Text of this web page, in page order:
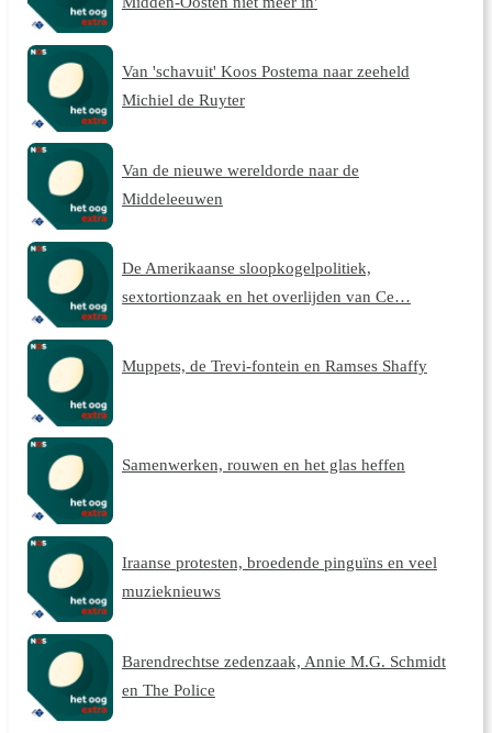
Van 'schavuit' Koos Postema naar zeeheld
Michiel de Ruyter
Van de nieuwe wereldorde naar de
Middeleeuwen
De Amerikaanse sloopkogelpolitiek,
sextortionzaak en het overlijden van Ce…
Muppets, de Trevi-fontein en Ramses Shaffy
Samenwerken, rouwen en het glas heffen
Iraanse protesten, broedende pinguïns en veel
muzieknieuws
Barendrechtse zedenzaak, Annie M.G. Schmidt
en The Police